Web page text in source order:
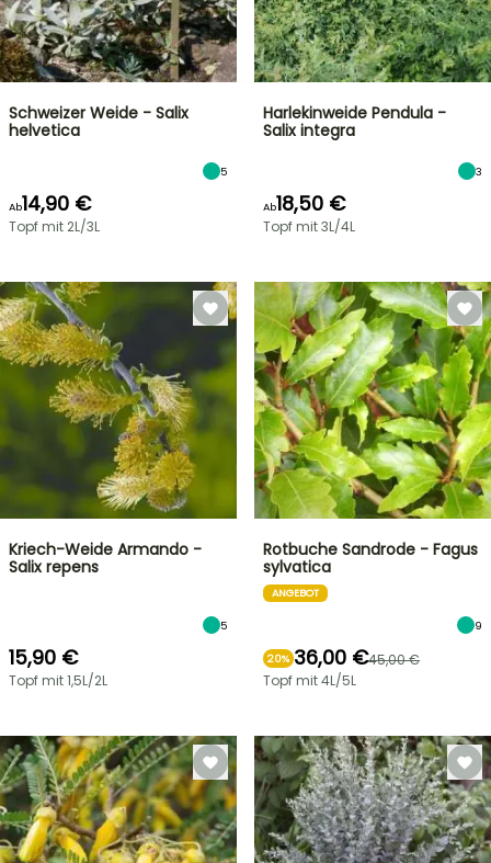
Schweizer Weide - Salix
helvetica
5
Ab14,90 €
Topf mit 2L/3L
Harlekinweide Pendula -
Salix integra
3
Ab18,50 €
Topf mit 3L/4L
Kriech-Weide Armando -
Salix repens
5
15,90 €
Topf mit 1,5L/2L
Rotbuche Sandrode - Fagus
sylvatica
ANGEBOT
9
20% 36,00 €45,00 €
Topf mit 4L/5L